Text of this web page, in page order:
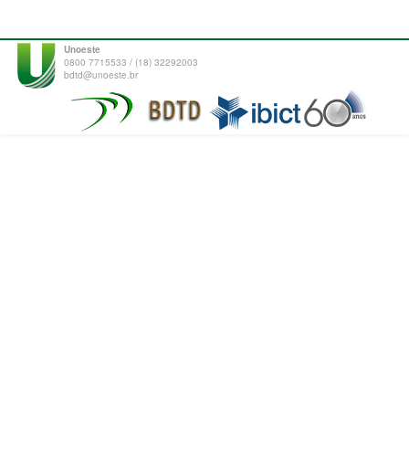
Unoeste
0800 7715533 / (18) 32292003
bdtd@unoeste.br